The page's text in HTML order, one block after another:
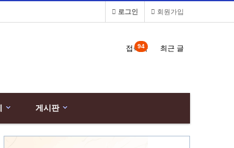
회원가입
로그인
접속자
94 최근 글
게시판